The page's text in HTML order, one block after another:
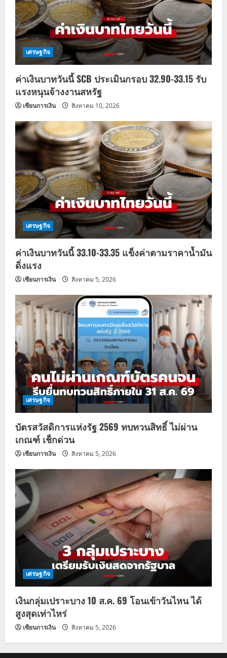
เศรษฐกิจ
ค่าเงินบาทวันนี้ SCB ประเมินกรอบ 32.90-33.15 รับ
แรงหนุนจ้างงานสหรัฐ
เซียนการเงิน สิงหาคม 10, 2026
เศรษฐกิจ
ค่าเงินบาทวันนี้ 33.10-33.35 แข็งค่าตามราคาน้ำมัน
ดิ่งแรง
เซียนการเงิน สิงหาคม 5, 2026
เศรษฐกิจ
บัตรสวัสดิการแห่งรัฐ 2569 ทบทวนสิทธิ์ ไม่ผ่าน
เกณฑ์ เช็กด่วน
เซียนการเงิน สิงหาคม 5, 2026
เศรษฐกิจ
เงินกลุ่มเปราะบาง 10 ส.ค. 69 โอนเข้าวันไหน ได้
สูงสุดเท่าไหร่
เซียนการเงิน สิงหาคม 5, 2026